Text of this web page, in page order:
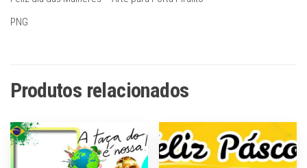
PNG
Produtos relacionados